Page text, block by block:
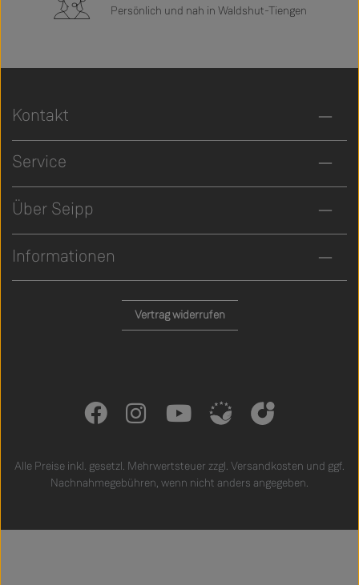
Persönlich und nah in Waldshut-Tiengen
Kontakt
Service
Über Seipp
Informationen
Vertrag widerrufen
Alle Preise inkl. gesetzl. Mehrwertsteuer zzgl. Versandkosten und ggf.
Nachnahmegebühren, wenn nicht anders angegeben.